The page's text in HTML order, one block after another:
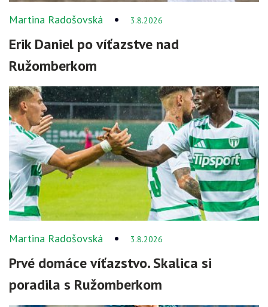
Martina Radošovská 3.8.2026
Erik Daniel po víťazstve nad
Ružomberkom
Martina Radošovská 3.8.2026
Prvé domáce víťazstvo. Skalica si
poradila s Ružomberkom